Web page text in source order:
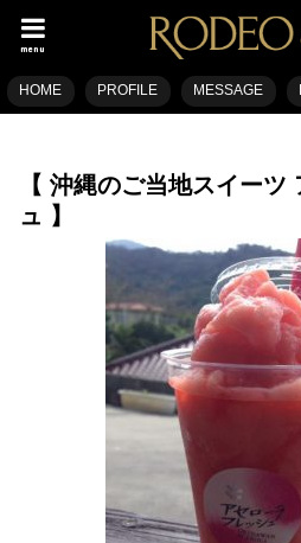
menu
HOME PROFILE MESSAGE
【 沖縄のご当地スイー
ュ 】